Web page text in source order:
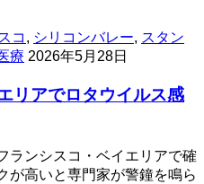
コ , シリコンバレー, スタン
療 2026年5月28日
リアでロタウイルス感
ランシスコ・ベイエリアで確
が高いと専門家が警鐘を鳴ら